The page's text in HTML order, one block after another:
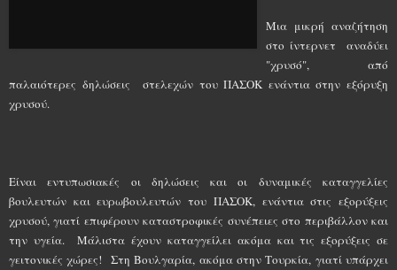
Μια μικρή αναζήτηση
στο ίντερνετ αναδύει
"χρυσό", από
παλαιότερες δηλώσεις στελεχών του ΠΑΣΟΚ ενάντια στην εξόρυξη
χρυσού.
Είναι εντυπωσιακές οι δηλώσεις και οι δυναμικές καταγγελίες
βουλευτών και ευρωβουλευτών του ΠΑΣΟΚ, ενάντια στις εξορύξεις
χρυσού, γιατί επιφέρουν καταστροφικές συνέπειες στο περιβάλλον και
την υγεία. Μάλιστα έχουν καταγγείλει ακόμα και τις εξορύξεις σε
γειτονικές χώρες! Στη Βουλγαρία, ακόμα στην Τουρκία, γιατί υπάρχει